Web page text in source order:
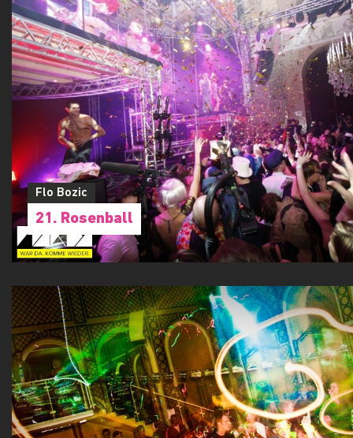
Flo Bozic
21. Rosenball